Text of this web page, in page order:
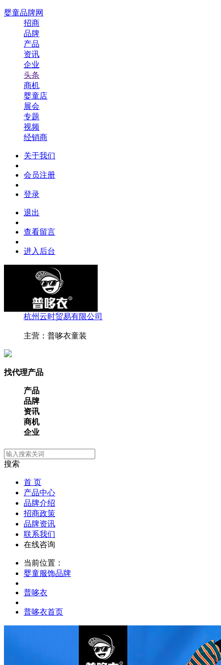
婴童品牌网
招商
品牌
产品
资讯
企业
头条
商机
婴童店
展会
专题
视频
经销商
关于我们
会员注册
登录
退出
查看留言
进入后台
杭州云时贸易有限公司
主营：普哆衣童装
找代理产品
产品
品牌
资讯
商机
企业
搜索
首 页
产品中心
品牌介绍
招商政策
品牌资讯
联系我们
在线咨询
当前位置：
婴童服饰品牌
普哆衣
普哆衣首页